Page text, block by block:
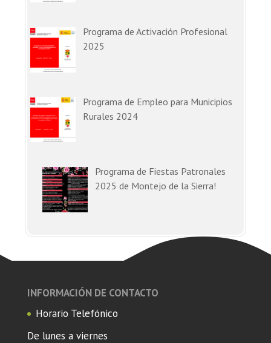
Programa de Activación Profesional
2025
Programa de Empleo para Municipios
Rurales 2024
Programa de Fiestas Patronales
2025 de Montejo de la Sierra!
INFORMACIÓN DE CONTACTO
Horario Telefónico
De lunes a viernes